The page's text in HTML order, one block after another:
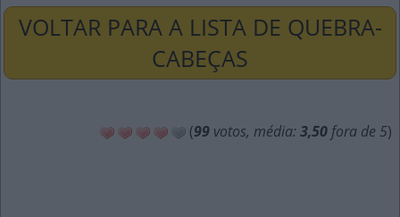
VOLTAR PARA A LISTA DE QUEBRA-
CABEÇAS
(99 votos, média: 3,50 fora de 5)